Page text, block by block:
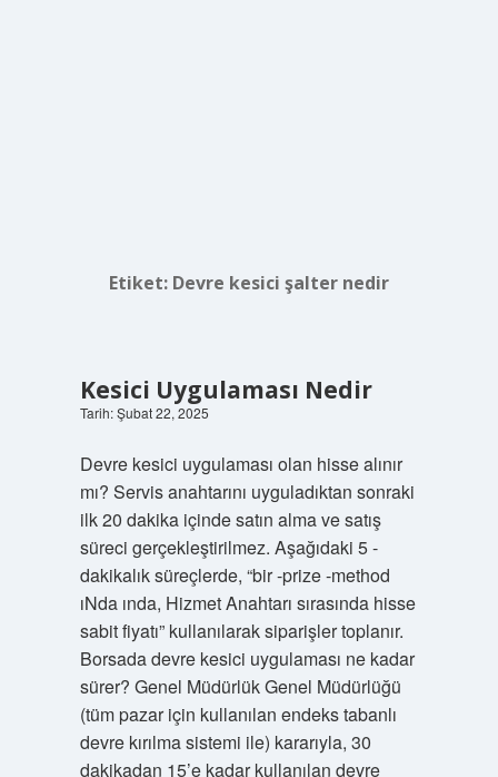
Etiket: Devre kesici şalter nedir
Kesici Uygulaması Nedir
Tarih: Şubat 22, 2025
Devre kesici uygulaması olan hisse alınır
mı? Servis anahtarını uyguladıktan sonraki
ilk 20 dakika içinde satın alma ve satış
süreci gerçekleştirilmez. Aşağıdaki 5 -
dakikalık süreçlerde, “bir -prize -method
ıNda ında, Hizmet Anahtarı sırasında hisse
sabit fiyatı” kullanılarak siparişler toplanır.
Borsada devre kesici uygulaması ne kadar
sürer? Genel Müdürlük Genel Müdürlüğü
(tüm pazar için kullanılan endeks tabanlı
devre kırılma sistemi ile) kararıyla, 30
dakikadan 15’e kadar kullanılan devre